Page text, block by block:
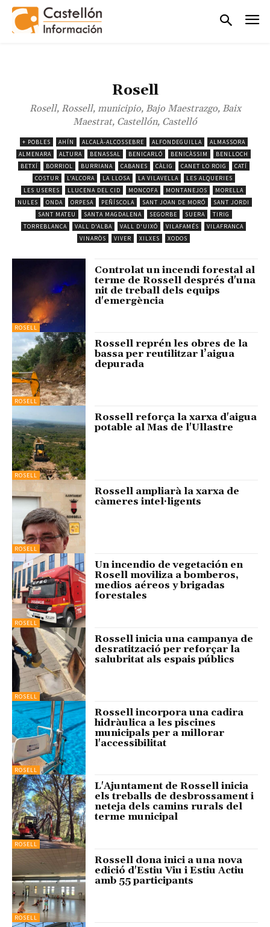
Rosell
Rosell, Rossell, municipio, Bajo Maestrazgo, Baix
Maestrat, Castellón, Castelló
+ POBLES AHÍN ALCALÀ-ALCOSSEBRE ALFONDEGUILLA
ALMASSORA
ALMENARA
ALTURA BENASSAL BENICARLÓ BENICÀSSIM
BENLLOCH
BETXÍ
BORRIOL BURRIANA CABANES CÀLIG CANET LO ROIG
CATÍ
COSTUR
L'ALCORA LA LLOSA LA VILAVELLA
LES ALQUERIES
LES USERES
LLUCENA DEL CID MONCOFA MONTANEJOS
MORELLA
NULES
ONDA ORPESA PEÑÍSCOLA SANT JOAN DE MORÓ
SANT JORDI
SANT MATEU
SANTA MAGDALENA SEGORBE SUERA
TIRIG
TORREBLANCA
VALL D'ALBA VALL D'UIXÓ VILAFAMÉS
VILAFRANCA
VINARÒS
VIVER XILXES XODOS
ROSELL
Controlat un incendi forestal al
terme de Rossell després d'una
nit de treball dels equips
d'emergència
ROSELL
Rossell reprén les obres de la
bassa per reutilitzar l’aigua
depurada
ROSELL
Rossell reforça la xarxa d'aigua
potable al Mas de l'Ullastre
ROSELL
Rossell ampliarà la xarxa de
càmeres intel·ligents
ROSELL
Un incendio de vegetación en
Rosell moviliza a bomberos,
medios aéreos y brigadas
forestales
ROSELL
Rossell inicia una campanya de
desratització per reforçar la
salubritat als espais públics
ROSELL
Rossell incorpora una cadira
hidràulica a les piscines
municipals per a millorar
l'accessibilitat
ROSELL
L'Ajuntament de Rossell inicia
els treballs de desbrossament i
neteja dels camins rurals del
terme municipal
ROSELL
Rossell dona inici a una nova
edició d'Estiu Viu i Estiu Actiu
amb 55 participants